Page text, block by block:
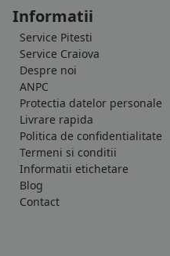
Informatii
Service Pitesti
Service Craiova
Despre noi
ANPC
Protectia datelor personale
Livrare rapida
Politica de confidentialitate
Termeni si conditii
Informatii etichetare
Blog
Contact